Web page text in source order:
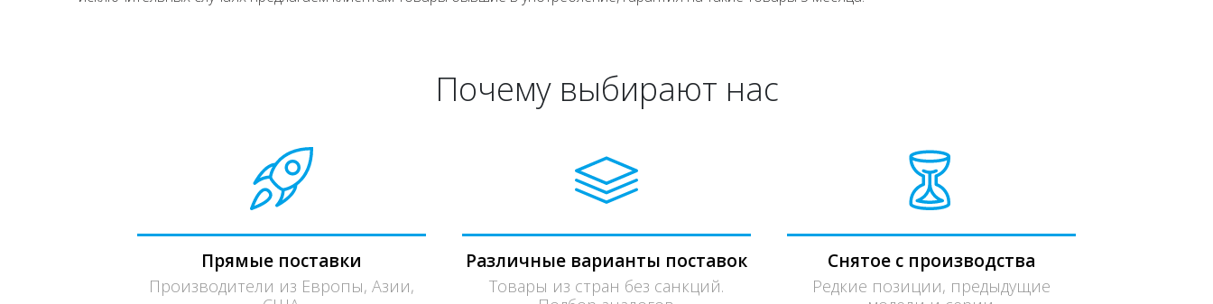
Почему выбирают нас
Прямые поставки
Производители из Европы, Азии,
Различные варианты поставок
Товары из стран без санкций.
Снятое с производства
Редкие позиции, предыдущие